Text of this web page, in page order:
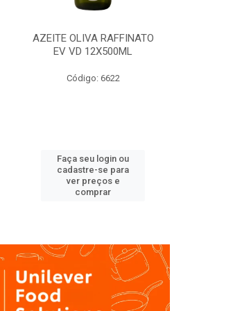
AZEITE OLIVA RAFFINATO
EV VD 12X500ML
Código: 6622
Faça seu login ou
cadastre-se para
ver preços e
comprar